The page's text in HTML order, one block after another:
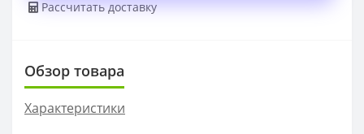
Рассчитать доставку
Обзор товара
Характеристики